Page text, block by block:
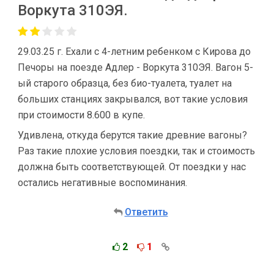
Воркута 310ЭЯ.
29.03.25 г. Ехали с 4-летним ребенком с Кирова до
Печоры на поезде Адлер - Воркута 310ЭЯ. Вагон 5-
ый старого образца, без био-туалета, туалет на
больших станциях закрывался, вот такие условия
при стоимости 8.600 в купе.
Удивлена, откуда берутся такие древние вагоны?
Раз такие плохие условия поездки, так и стоимость
должна быть соответствующей. От поездки у нас
остались негативные воспоминания.
Ответить
2 1